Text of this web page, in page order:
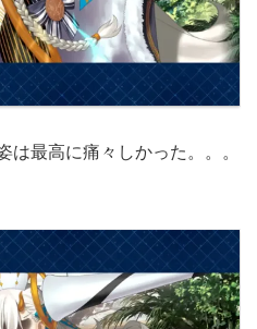
は最高に痛々しかった。。。